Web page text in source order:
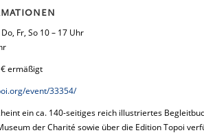
Fr, So 10 – 17 Uhr
ermäßigt
event/33354/
ein ca. 140-seitiges reich illustriertes
der Charité sowie über die Edition Topoi